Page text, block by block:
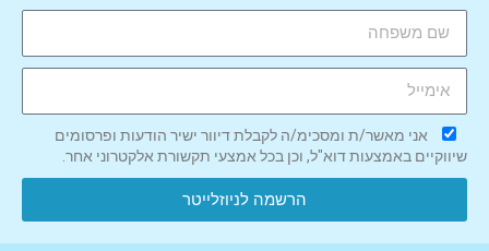
אני מאשר/ת ומסכימ/ה לקבלת דיוור ישיר הודעות ופרסומים
שיווקיים באמצעות דוא"ל, וכן בכל אמצעי תקשורת אלקטרוני אחר.
הרשמה לניוזלייטר